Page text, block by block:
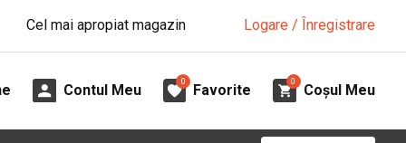
Cel mai apropiat magazin Logare / Înregistrare
Contul Meu
0
Favorite
0
Coșul Meu